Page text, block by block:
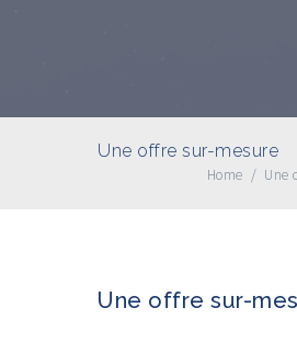
Une offre sur-mesure
Home / Une
Une offre sur-